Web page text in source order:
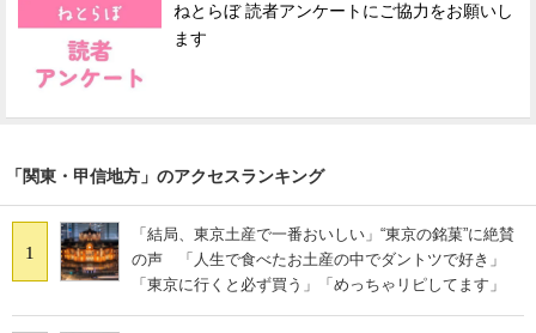
ねとらぼ 読者アンケートにご協力をお願いし
ます
「関東・甲信地方」のアクセスランキング
1
「結局、東京土産で一番おいしい」“東京の銘菓”に絶賛
の声 「人生で食べたお土産の中でダントツで好き」
「東京に行くと必ず買う」「めっちゃリピしてます」